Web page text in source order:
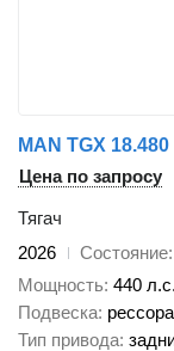
MAN TGX 18.480
Цена по запросу
Тягач
2026
Состояние
Мощность 440
Подвеска
Тип привода